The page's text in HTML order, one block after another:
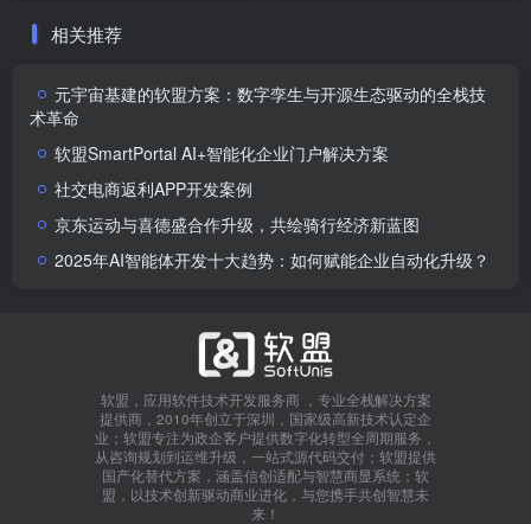
相关推荐
元宇宙基建的软盟方案：数字孪生与开源生态驱动的全栈技
术革命
软盟SmartPortal AI+智能化企业门户解决方案
社交电商返利APP开发案例
京东运动与喜德盛合作升级，共绘骑行经济新蓝图
2025年AI智能体开发十大趋势：如何赋能企业自动化升级？
软盟，应用软件技术开发服务商 ，专业全栈解决方案
提供商，2010年创立于深圳，国家级高新技术认定企
业；软盟专注为政企客户提供数字化转型全周期服务，
从咨询规划到运维升级，一站式源代码交付；软盟提供
国产化替代方案，涵盖信创适配与智慧商显系统；软
盟，以技术创新驱动商业进化，与您携手共创智慧未
来！